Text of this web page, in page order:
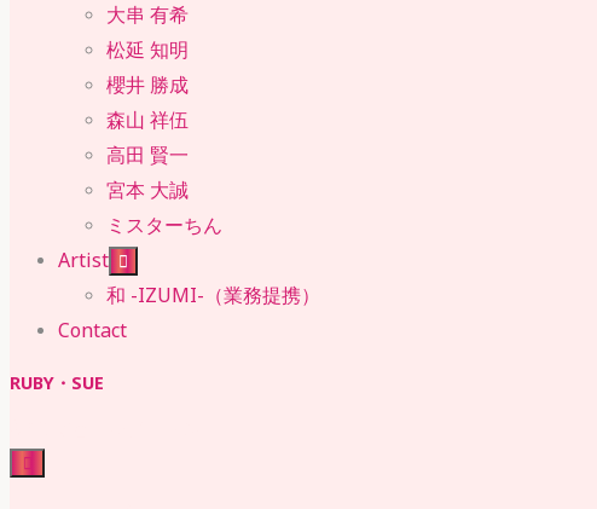
大串 有希
松延 知明
櫻井 勝成
森山 祥伍
高田 賢一
宮本 大誠
ミスターちん
Artist
和 -IZUMI-（業務提携）
Contact
RUBY・SUE